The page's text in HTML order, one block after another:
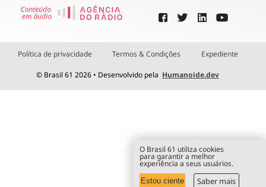
Política de privacidade Termos & Condições Expediente
© Brasil 61 2026 • Desenvolvido pela Humanoide.dev
O Brasil 61 utiliza cookies
para garantir a melhor
experiência a seus usuários.
Estou ciente Saber mais